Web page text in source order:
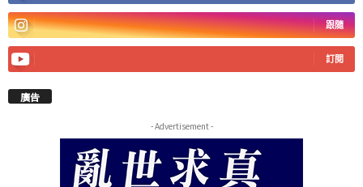
跟隨
訂閱
廣告
- Advertisement -